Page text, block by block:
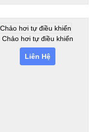
Chảo hơi tự điều khiển
Liên Hệ